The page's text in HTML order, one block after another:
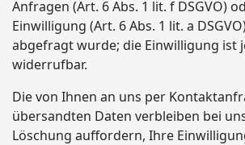
Anfragen (Art. 6 Abs. 1 lit. f DSGVO)
Einwilligung (Art. 6 Abs. 1 lit. a
abgefragt wurde; die Einwilligung ist
widerrufbar.
Die von Ihnen an uns per
übersandten Daten verbleiben bei
Löschung auffordern, Ihre